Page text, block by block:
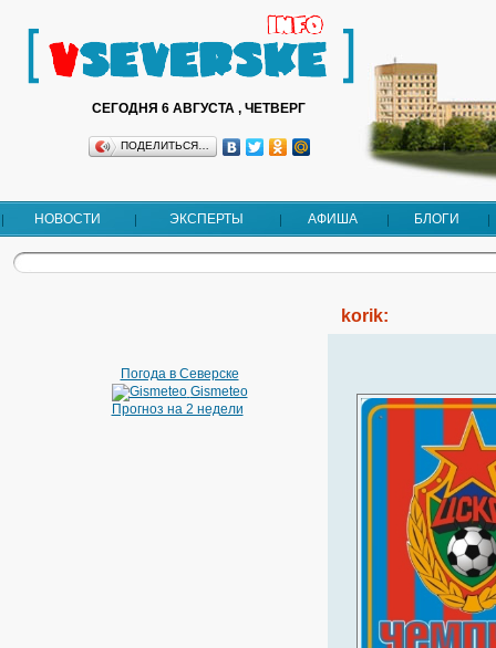
СЕГОДНЯ 6 АВГУСТА , ЧЕТВЕРГ
ПОДЕЛИТЬСЯ…
НОВОСТИ ЭКСПЕРТЫ АФИША БЛОГИ
Погода в Северске
Gismeteo
Прогноз на 2 недели
korik: